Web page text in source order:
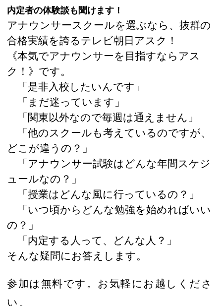
内定者の体験談も聞けます！
アナウンサースクールを選ぶなら、抜群の
合格実績を誇るテレビ朝日アスク！
《本気でアナウンサーを目指すならアス
ク！》です。
「是非入校したいんです」
「まだ迷っています」
「関東以外なので毎週は通えません」
「他のスクールも考えているのですが、
どこが違うの？」
「アナウンサー試験はどんな年間スケジ
ュールなの？」
「授業はどんな風に行っているの？」
「いつ頃からどんな勉強を始めればいい
の？」
「内定する人って、どんな人？」
そんな疑問にお答えします。
参加は無料です。お気軽にお越しくださ
い。